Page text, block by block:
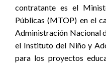
contratante es el
Públicas (MTOP) en el
Administración Nacional
el Instituto del Niño y
para los proyectos